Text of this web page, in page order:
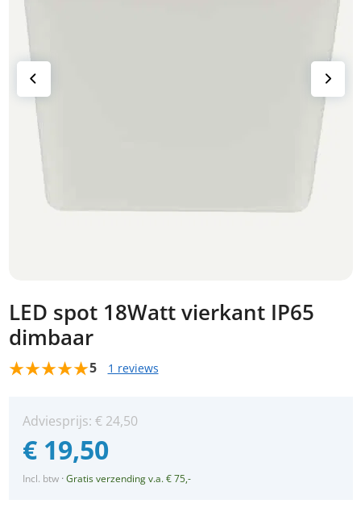
LED spot 18Watt vierkant IP65
dimbaar
5 1 reviews
Adviesprijs: € 24,50
€ 19,50
Incl. btw ·Gratis verzending v.a. € 75,-